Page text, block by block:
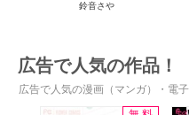
鈴音さや
広告で人気の作品！
広告で人気の漫画（マンガ）・電